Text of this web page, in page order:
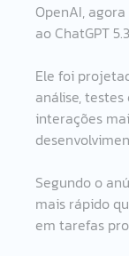
OpenAI,
ao ChatGPT
Ele foi
análise,
interações
Segundo o
mais rápido
em tarefas